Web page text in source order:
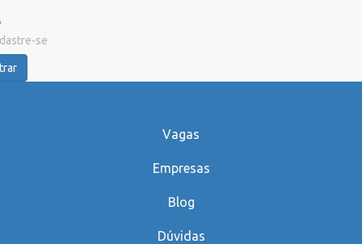
se
Vagas
Empresas
Blog
Dúvidas